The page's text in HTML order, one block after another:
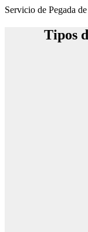
Servicio de Pegada
Tipos